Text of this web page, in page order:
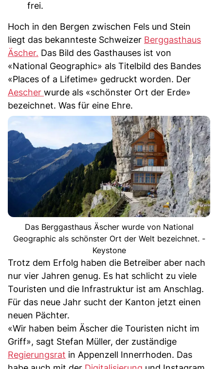
frei.
Hoch in den Bergen zwischen Fels und Stein
liegt das bekannteste Schweizer Berggasthaus
Äscher. Das Bild des Gasthauses ist von
«National Geographic» als Titelbild des Bandes
«Places of a Lifetime» gedruckt worden. Der
Aescher wurde als «schönster Ort der Erde»
bezeichnet. Was für eine Ehre.
Das Berggasthaus Äscher wurde von National
Geographic als schönster Ort der Welt bezeichnet. -
Keystone
Trotz dem Erfolg haben die Betreiber aber nach
nur vier Jahren genug. Es hat schlicht zu viele
Touristen und die Infrastruktur ist am Anschlag.
Für das neue Jahr sucht der Kanton jetzt einen
neuen Pächter.
«Wir haben beim Äscher die Touristen nicht im
Griff», sagt Stefan Müller, der zuständige
Regierungsrat in Appenzell Innerrhoden. Das